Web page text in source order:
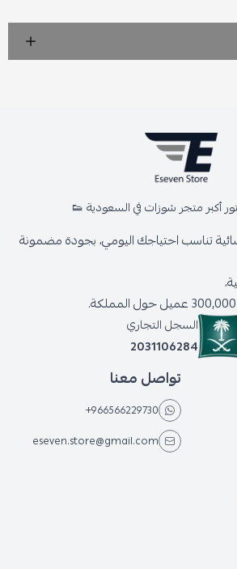
أكبر متجر شوزات في السعودية 👟
تناسب احتياجك اليومي، بجودة مضمونة
السجل التجاري
2031106284
تواصل معنا
+966566229730
eseven.store@gmail.com